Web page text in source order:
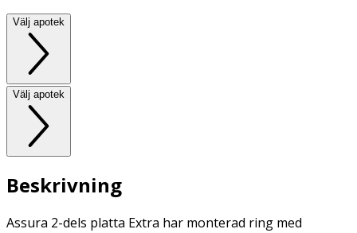
Välj apotek
Välj apotek
Beskrivning
Assura 2-dels platta Extra har monterad ring med